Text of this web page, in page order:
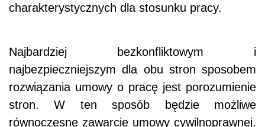
charakterystycznych dla stosunku pracy.
Najbardziej bezkonfliktowym i
najbezpieczniejszym dla obu stron sposobem
rozwiązania umowy o pracę jest porozumienie
stron. W ten sposób będzie możliwe
równoczesne zawarcie umowy cywilnoprawnej.